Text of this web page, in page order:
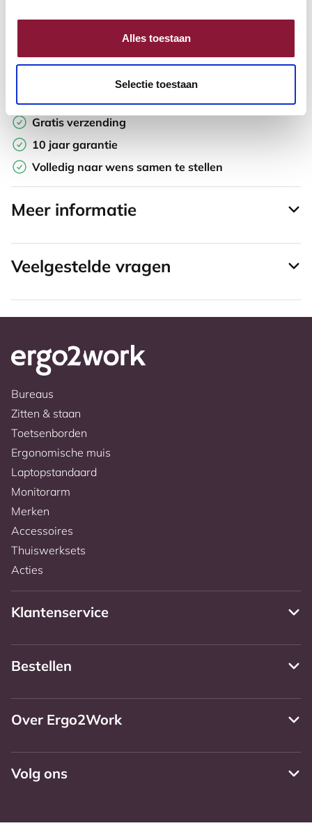
Alles toestaan
Selectie toestaan
direct een offerte op maat aan.
Toevoegen aan vergelijker
Gratis verzending
10 jaar garantie
Volledig naar wens samen te stellen
Meer informatie
Veelgestelde vragen
Bureaus
Zitten & staan
Toetsenborden
Ergonomische muis
Laptopstandaard
Monitorarm
Merken
Accessoires
Thuiswerksets
Acties
Klantenservice
Bestellen
Over Ergo2Work
Volg ons